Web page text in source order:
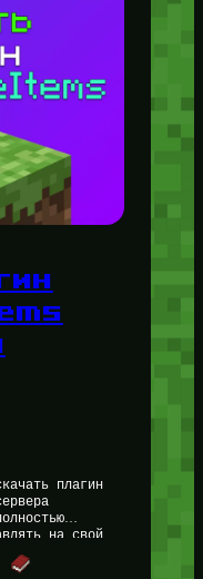
плагин
на свой
на…